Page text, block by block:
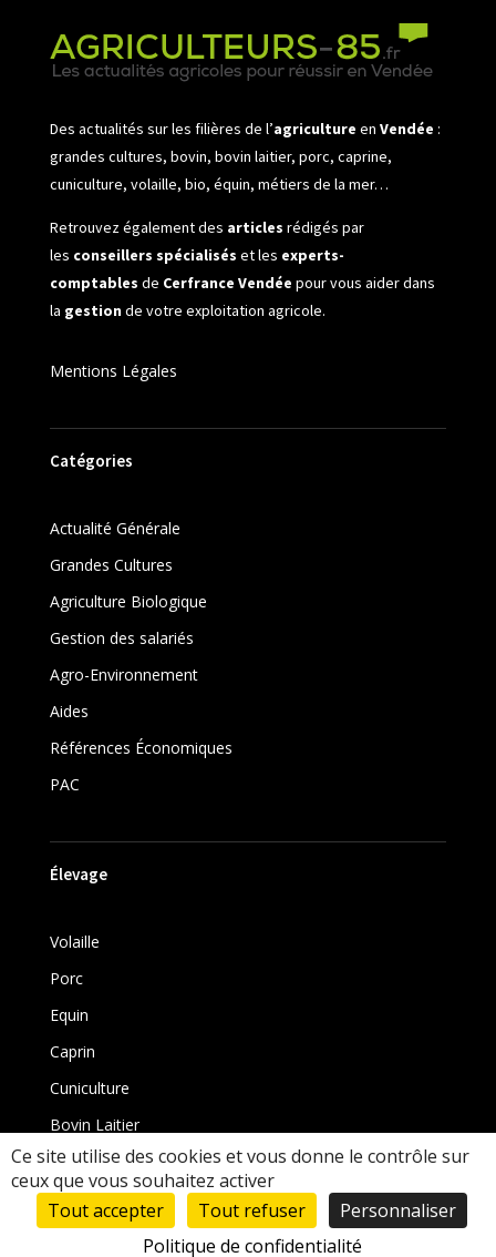
Des actualités sur les filières de l’agriculture en Vendée :
grandes cultures, bovin, bovin laitier, porc, caprine,
cuniculture, volaille, bio, équin, métiers de la mer…
Retrouvez également des articles rédigés par
les conseillers spécialisés et les experts-
comptables de Cerfrance Vendée pour vous aider dans
la gestionde votre exploitation agricole.
Mentions Légales
Catégories
Actualité Générale
Grandes Cultures
Agriculture Biologique
Gestion des salariés
Agro-Environnement
Aides
Références Économiques
PAC
Élevage
Volaille
Porc
Equin
Caprin
Cuniculture
Bovin Laitier
Bovin
Ce site utilise des cookies et vous donne le contrôle sur
ceux que vous souhaitez activer
Tout accepter
Tout refuser
Personnaliser
Politique de confidentialité